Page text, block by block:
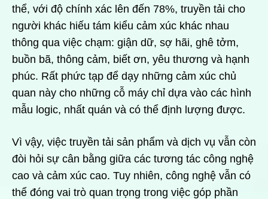
thể, với độ chính xác lên đến 78%, truyền tải cho
người khác hiếu tám kiểu cảm xúc khác nhau
thông qua việc chạm: giận dữ, sợ hãi, ghê tởm,
buồn bã, thông cảm, biết ơn, yêu thương và hạnh
phúc. Rất phức tạp để dạy những cảm xúc chủ
quan này cho những cỗ máy chỉ dựa vào các hình
mẫu logic, nhất quán và có thể định lượng được.
Vì vậy, việc truyền tải sản phẩm và dịch vụ vẫn còn
đòi hỏi sự cân bằng giữa các tương tác công nghệ
cao và cảm xúc cao. Tuy nhiên, công nghệ vẫn có
thể đóng vai trò quan trọng trong việc góp phần